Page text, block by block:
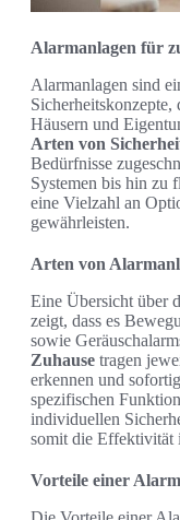
Alarmanlagen für
Alarmanlagen sind
Häusern und
Arten von
Bedürfnisse
Systemen bis hin zu
eine Vielzahl an
gewährleisten.
Arten von
Eine Übersicht über
zeigt, dass es
sowie
Zuhause tragen
erkennen und
spezifischen
individuellen
somit die Effektivität
Vorteile einer